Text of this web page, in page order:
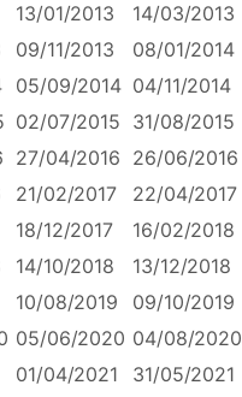
13/01/2013 14/03/2013
09/11/2013 08/01/2014
05/09/2014 04/11/2014
02/07/2015 31/08/2015
27/04/2016 26/06/2016
21/02/2017 22/04/2017
18/12/2017 16/02/2018
14/10/2018 13/12/2018
10/08/2019 09/10/2019
05/06/2020 04/08/2020
01/04/2021 31/05/2021